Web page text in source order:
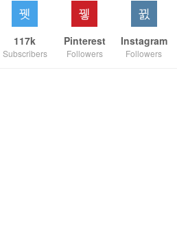
117k
Subscribers
Pinterest
Followers
Instagram
Followers